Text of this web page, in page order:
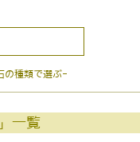
種類で選ぶ-
一覧